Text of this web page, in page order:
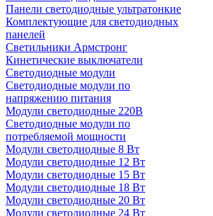
Панели светодиодные ультратонкие
Комплектующие для светодиодных
панелей
Светильники Армстронг
Кинетические выключатели
Светодиодные модули
Светодиодные модули по
напряжению питания
Модули светодиодные 220В
Светодиодные модули по
потребляемой мощности
Модули светодиодные 8 Вт
Модули светодиодные 12 Вт
Модули светодиодные 15 Вт
Модули светодиодные 18 Вт
Модули светодиодные 20 Вт
Модули светодиодные 24 Вт